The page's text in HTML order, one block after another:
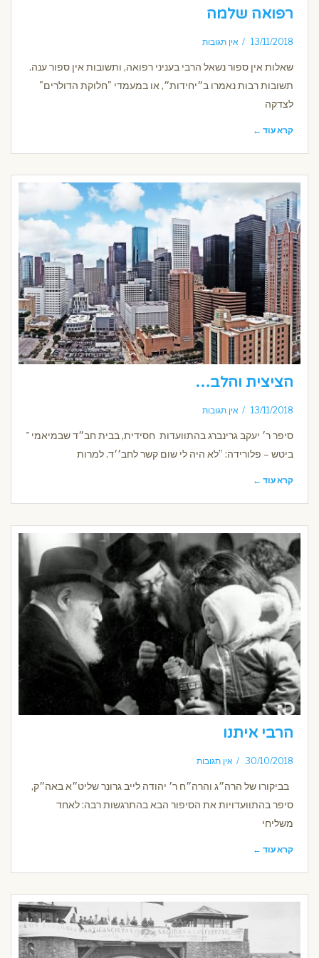
רפואה שלמה
13/11/2018 אין תגובות
שאלות אין ספור נשאל הרבי בעניני רפואה, ותשובות אין ספור ענה.
תשובות רבות נאמרו ב״יחידות״, או במעמדי "חלוקת הדולרים"
לצדקה
קרא עוד ←
הציצית והלב…
13/11/2018 אין תגובות
סיפר ר׳ יעקב גרינברג בהתוועדות חסידית, בבית חב״ד שבמיאמי ־
ביטש – פלורידה: ”לא היה לי שום קשר לחב׳׳ד. למרות
קרא עוד ←
הרבי איתנו
30/10/2018 אין תגובות
בביקורו של הרה״ג והרה״ח ר׳ יהודה לייב גרונר שליט״א באה״ק,
סיפר בהתוועדויות את הסיפור הבא בהתרגשות רבה: לאחד
משליחי
קרא עוד ←